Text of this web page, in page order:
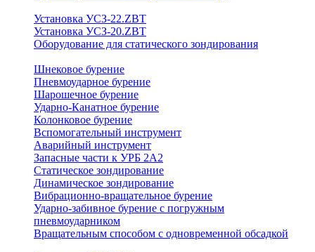
Установка УСЗ-22.ZBT
Установка УСЗ-20.ZBT
Оборудование для статического зондирования
Шнековое бурение
Пневмоударное бурение
Шарошечное бурение
Ударно-Канатное бурение
Колонковое бурение
Вспомогательный инструмент
Аварийный инструмент
Запасные части к УРБ 2А2
Статическое зондирование
Динамическое зондирование
Вибрационно-вращательное бурение
Ударно-забивное бурение с погружным
пневмоударником
Вращательным способом с одновременной обсадкой